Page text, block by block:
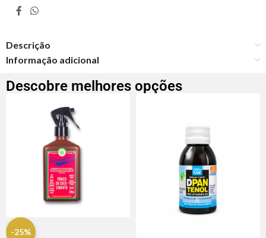
Descrição
Informação adicional
Descobre melhores opções
-25%